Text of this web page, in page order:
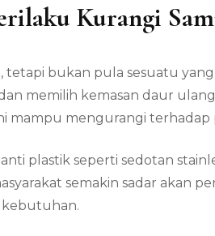
Kurangi
bukan pula sesuatu
memilih kemasan daur
mampu mengurangi terhadap
plastik seperti sedotan
semakin sadar akan
kebutuhan.